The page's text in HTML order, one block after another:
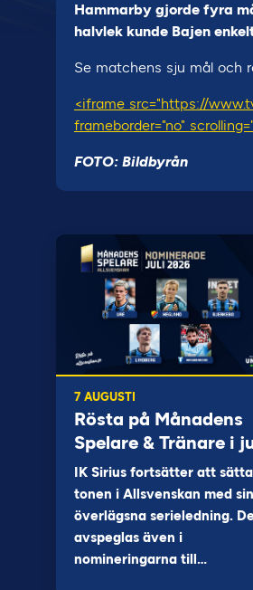
Hammarby gjorde fyra
halvlek kunde Bajen
Se matchens sju mål och
<iframe src="https://
frameborder="no"
FOTO: Bildbyrån
7 AUGUSTI
Rösta på Månadens
Spelare & Tränare i
IK Sirius fortsätter att sätta
tonen i Allsvenskan med sin
överlägsna serieledning.
avspeglas även i
nomineringarna till…